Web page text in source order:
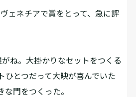
ェネチアで賞をとって、急に評
ね。大掛かりなセットをつくる
ひとつだって大映が喜んでいた
な門をつくった。